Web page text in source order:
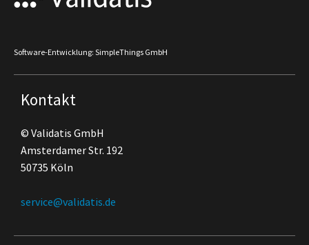
Software-Entwicklung: SimpleThings GmbH
Kontakt
© Validatis GmbH
Amsterdamer Str. 192
50735 Köln
service@validatis.de